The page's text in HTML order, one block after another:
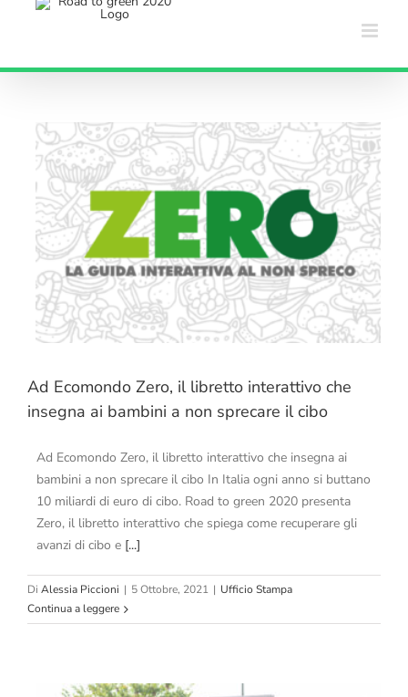
Ad Ecomondo Zero, il libretto interattivo che
insegna ai bambini a non sprecare il cibo
Ad Ecomondo Zero, il libretto interattivo che insegna ai
bambini a non sprecare il cibo In Italia ogni anno si buttano
10 miliardi di euro di cibo. Road to green 2020 presenta
Zero, il libretto interattivo che spiega come recuperare gli
avanzi di cibo e [...]
Di Alessia Piccioni | 5 Ottobre, 2021 | Ufficio Stampa
Continua a leggere